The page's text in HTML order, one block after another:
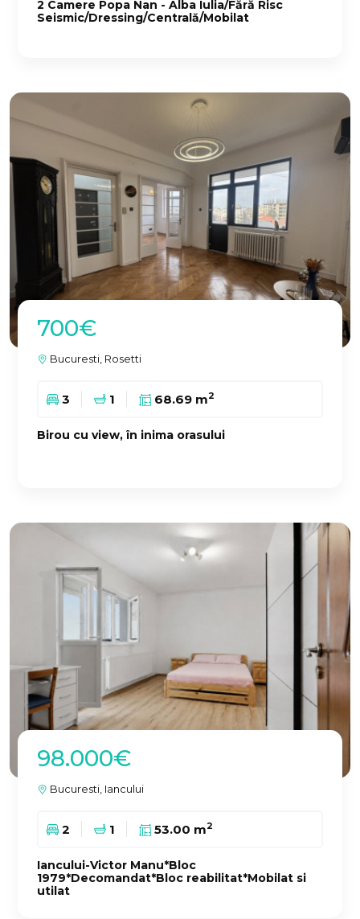
2 Camere Popa Nan - Alba Iulia/Fără Risc
Seismic/Dressing/Centrală/Mobilat
700€
Bucuresti, Rosetti
3 1 68.69 m2
Birou cu view, în inima orasului
98.000€
Bucuresti, Iancului
2 1 53.00 m2
Iancului-Victor Manu*Bloc
1979*Decomandat*Bloc reabilitat*Mobilat si
utilat